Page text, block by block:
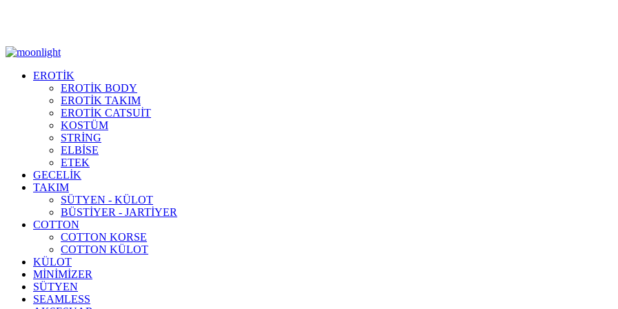
EROTİK
EROTİK BODY
EROTİK TAKIM
EROTİK CATSUİT
KOSTÜM
STRİNG
ELBİSE
ETEK
GECELİK
TAKIM
SÜTYEN - KÜLOT
BÜSTİYER - JARTİYER
COTTON
COTTON KORSE
COTTON KÜLOT
KÜLOT
MİNİMİZER
SÜTYEN
SEAMLESS